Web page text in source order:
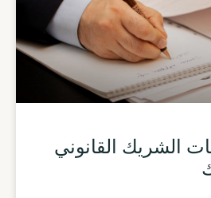
الشريك القانوني